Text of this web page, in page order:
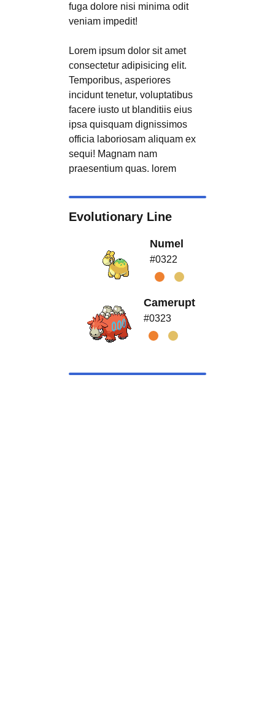
fuga dolore nisi minima odit
veniam impedit!
Lorem ipsum dolor sit amet
consectetur adipisicing elit.
Temporibus, asperiores
incidunt tenetur, voluptatibus
facere iusto ut blanditiis eius
ipsa quisquam dignissimos
officia laboriosam aliquam ex
sequi! Magnam nam
praesentium quas. lorem
Evolutionary Line
Numel
#0322
Camerupt
#0323